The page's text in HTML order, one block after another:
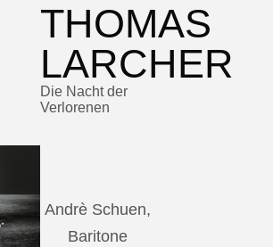
THOMAS
LARCHER
Die Nacht der
Verlorenen
Andrè Schuen,
Baritone